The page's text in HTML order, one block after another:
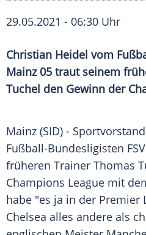
29.05.2021 - 06:30 Uhr
Christian Heidel vom
Mainz 05 traut seinem
Tuchel den Gewinn der
Mainz (SID) - Sportvorstand
Fußball-Bundesligisten FSV
früheren Trainer Thomas
Champions League mit
habe "es ja in der Premier
Chelsea alles andere als